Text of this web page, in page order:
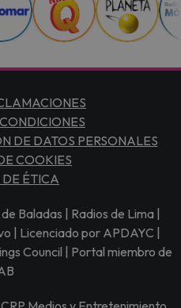
DE DATOS PERSONALES
COOKIES
ÉTICA
Baladas | Radios de Lima |
| Licenciado por APDAYC |
Council | Portal miembro de